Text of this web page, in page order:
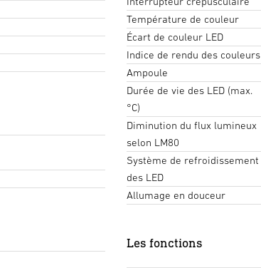
Température de couleur
Écart de couleur LED
Indice de rendu des couleurs
Ampoule
Durée de vie des LED (max.
°C)
Diminution du flux lumineux
selon LM80
Système de refroidissement
des LED
Allumage en douceur
Les fonctions